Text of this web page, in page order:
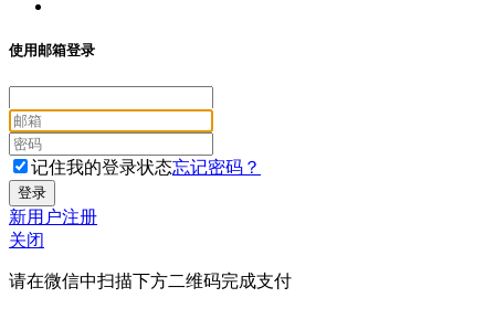
使用邮箱登录
记住我的登录状态忘记密码？
新用户注册
关闭
请在微信中扫描下方二维码完成支付